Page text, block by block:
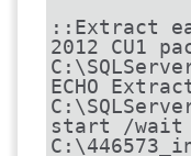
::Extract
2012 CU1
ECHO
start /wait